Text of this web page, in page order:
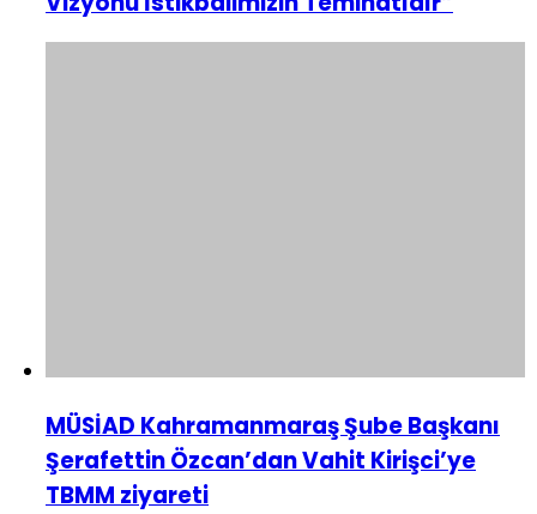
MÜSİAD Kahramanmaraş Şube Başkanı
Şerafettin Özcan’dan Vahit Kirişci’ye
TBMM ziyareti